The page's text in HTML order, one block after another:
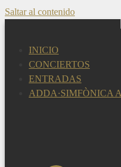
Saltar al contenido
INICIO
CONCIERTOS
ENTRADAS
ADDA·SIMFÒNICA